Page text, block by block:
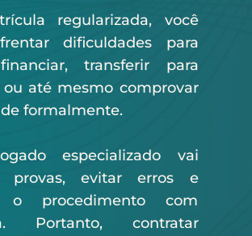
regularizada, você
dificuldades para
transferir para
ou até mesmo comprovar
formalmente.
especializado vai
provas, evitar erros e
o procedimento com
Portanto, contratar